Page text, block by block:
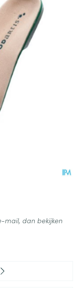
mail, dan bekijken